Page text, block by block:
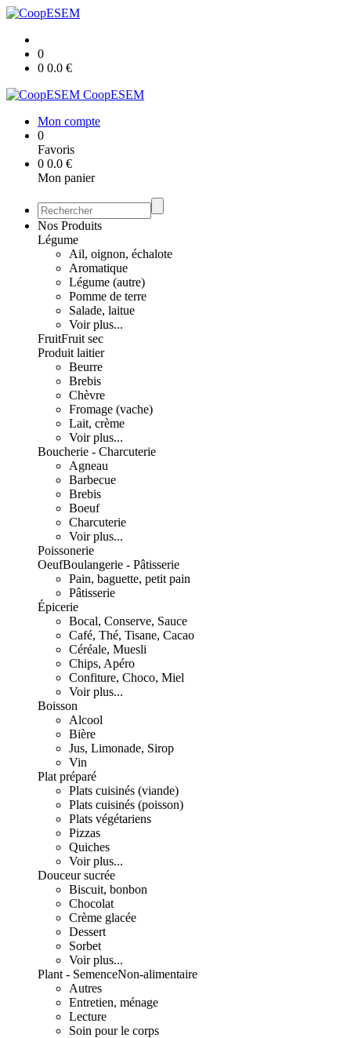
0
0 0.0 €
CoopESEM
Mon compte
0
Favoris
0 0.0 €
Mon panier
Nos Produits
Légume
Ail, oignon, échalote
Aromatique
Légume (autre)
Pomme de terre
Salade, laitue
Voir plus...
FruitFruit sec
Produit laitier
Beurre
Brebis
Chèvre
Fromage (vache)
Lait, crème
Voir plus...
Boucherie - Charcuterie
Agneau
Barbecue
Brebis
Boeuf
Charcuterie
Voir plus...
Poissonerie
OeufBoulangerie - Pâtisserie
Pain, baguette, petit pain
Pâtisserie
Épicerie
Bocal, Conserve, Sauce
Café, Thé, Tisane, Cacao
Céréale, Muesli
Chips, Apéro
Confiture, Choco, Miel
Voir plus...
Boisson
Alcool
Bière
Jus, Limonade, Sirop
Vin
Plat préparé
Plats cuisinés (viande)
Plats cuisinés (poisson)
Plats végétariens
Pizzas
Quiches
Voir plus...
Douceur sucrée
Biscuit, bonbon
Chocolat
Crème glacée
Dessert
Sorbet
Voir plus...
Plant - SemenceNon-alimentaire
Autres
Entretien, ménage
Lecture
Soin pour le corps